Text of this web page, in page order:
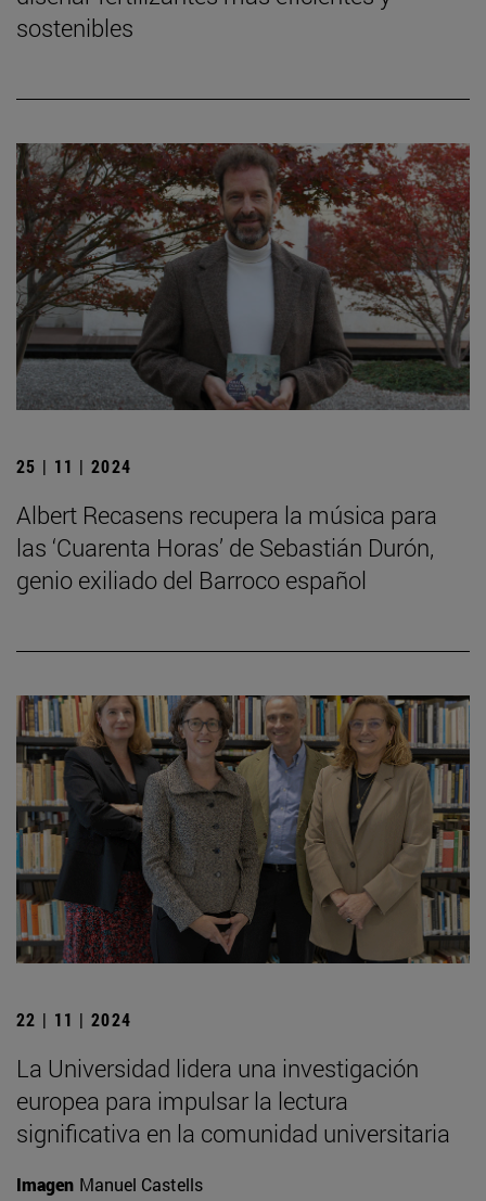
sostenibles
25 | 11 | 2024
Albert Recasens recupera la música para
las ‘Cuarenta Horas’ de Sebastián Durón,
genio exiliado del Barroco español
22 | 11 | 2024
La Universidad lidera una investigación
europea para impulsar la lectura
significativa en la comunidad universitaria
Imagen Manuel Castells